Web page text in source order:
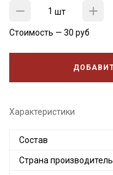
шт
Стоимость — 30 руб
Характеристики
Состав
Страна производитель
Секретная